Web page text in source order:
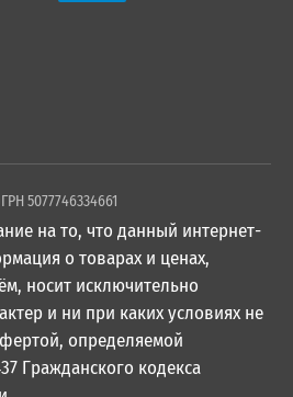
5077746334661
на то, что данный интернет-
о товарах и ценах,
носит исключительно
и ни при каких условиях не
определяемой
Гражданского кодекса